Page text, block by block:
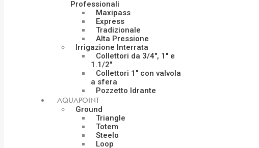
Professionali
Maxipass
Express
Tradizionale
Alta Pressione
Irrigazione Interrata
Collettori da 3/4″, 1″ e
1.1/2″
Collettori 1″ con valvola
a sfera
Pozzetto Idrante
AQUAPOINT
Ground
Triangle
Totem
Steelo
Loop